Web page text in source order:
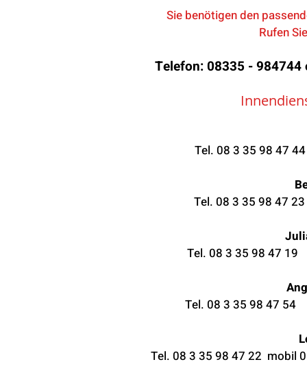
Sie benötigen den
Rufen
Telefon: 08335 -
Tel. 08 3 35 98 47
Tel. 08 3 35 98 47
Tel. 08 3 35 98 47
Tel. 08 3 35 98 47
Tel. 08 3 35 98 47 22 mobil